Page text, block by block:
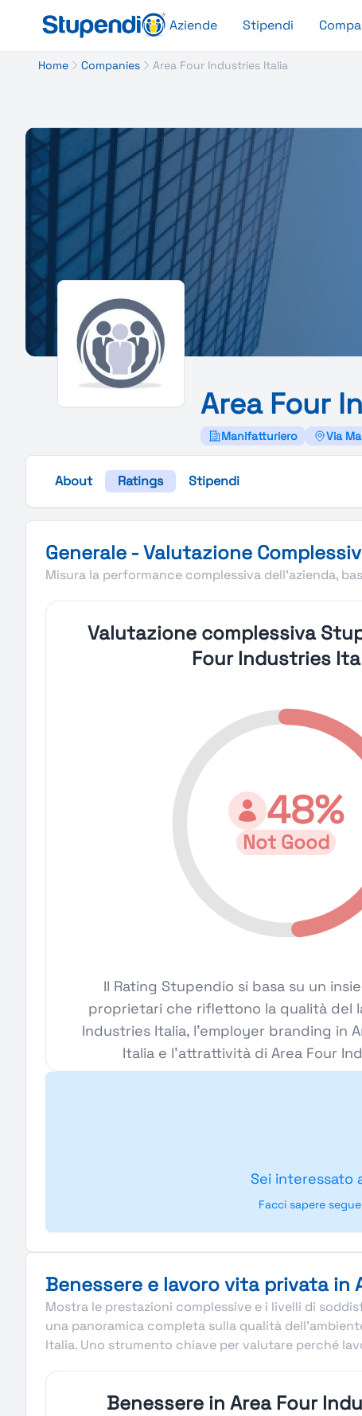
Aziende Stipendi
Home Companies Area Four Industries Italia
Area Four
Manifatturiero Via
About Ratings Stipendi
Generale - Valutazione
Misura la performance complessiva dell'azienda,
Valutazione complessiva
Four Industries
48%
Not Good
Il Rating Stupendio si basa su un
proprietari che riflettono la qualità del
Industries Italia, l'employer branding in
Italia e l'attrattività di Area Four
Sei interessato
Facci sapere
Benessere e lavoro vita privata in
Mostra le prestazioni complessive e i livelli di
una panoramica completa sulla qualità
Italia. Uno strumento chiave per valutare perché
Benessere in Area Four